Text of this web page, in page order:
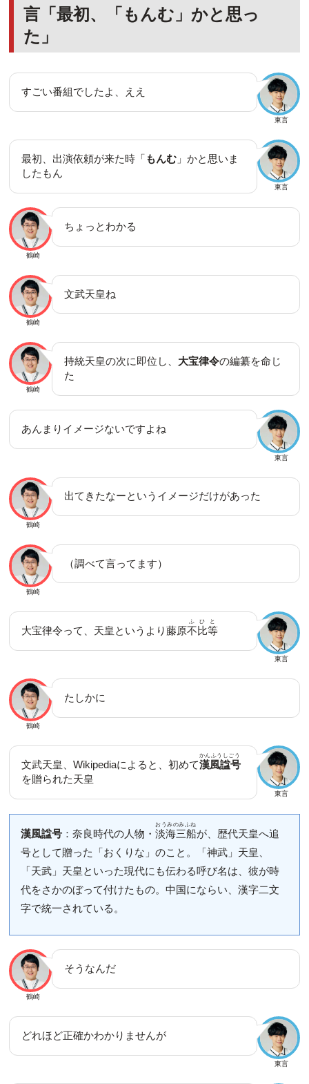
言「最初、「もんむ」かと思っ
た」
東言
すごい番組でしたよ、ええ
東言
最初、出演依頼が来た時「もんむ」かと思いま
したもん
鶴崎
ちょっとわかる
鶴崎
文武天皇ね
鶴崎
持統天皇の次に即位し、 大宝律令の編纂を命じ
た
東言
あんまりイメージないですよね
鶴崎
出てきたなーというイメージだけがあった
鶴崎
（調べて言ってます）
東言
大宝律令って、天皇というより藤原不比等
ふひと
鶴崎
たしかに
東言
文武天皇、Wikipediaによると、初めて漢風諡号
かんふうしごう
を贈られた天皇
漢風諡号：奈良時代の人物・ 淡海三船
おうみのみふね
が、歴代天皇へ追
号として贈った「おくりな」のこと。「神武」天皇、
「天武」天皇といった現代にも伝わる呼び名は、彼が時
代をさかのぼって付けたもの。中国にならい、漢字二文
字で統一されている。
鶴崎
そうなんだ
東言
どれほど正確かわかりませんが